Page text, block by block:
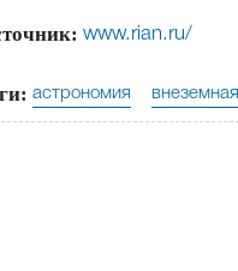
www.rian.ru/
астрономия